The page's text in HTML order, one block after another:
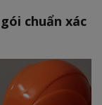
chuẩn xác